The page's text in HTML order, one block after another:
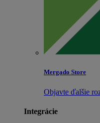
Mergado Store
Objavte ďalšie
Integrácie